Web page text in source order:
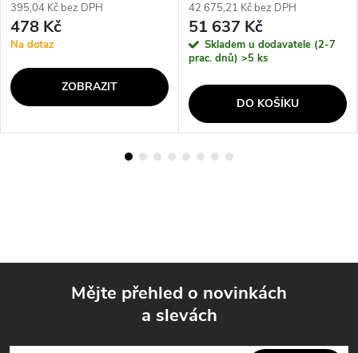
395,04 Kč bez DPH
478 Kč
Na dotaz
ZOBRAZIT
42 675,21 Kč bez DPH
51 637 Kč
Skladem u dodavatele (2-7
prac. dnů) >5 ks
DO KOŠÍKU
Mějte přehled o novinkách
a slevách